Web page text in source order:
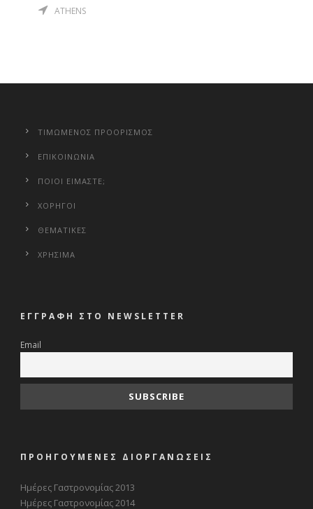
ATHENS
ΤΙΜΩΜΕΝΟΣ ΠΡΟΟΡΙΣΜΟΣ
ΕΠΙΚΟΙΝΩΝΙΑ
ΠΟΙΟΙ ΕΙΜΑΣΤΕ;
ΧΟΡΗΓΟΙ
ΘΕΜΑΤΙΚΕΣ
ΧΡΗΣΙΜΑ
ΕΓΓΡΑΦΗ ΣΤΟ NEWSLETTER
Email
ΠΡΟΗΓΟΥΜΕΝΕΣ ΔΙΟΡΓΑΝΩΣΕΙΣ
Ημέρες Γαστρονομίας 2013
Ημέρες Γαστρονομίας 2014